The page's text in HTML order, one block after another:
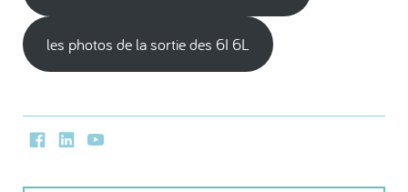
les photos de la sortie des 6I 6L
FacebookLinkedInYoutube